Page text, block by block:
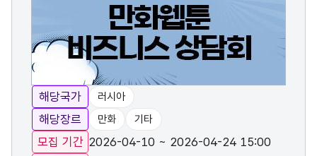
해당국가 러시아
해당장르 만화 기타
모집 기간 2026-04-10 ~ 2026-04-24 15:00